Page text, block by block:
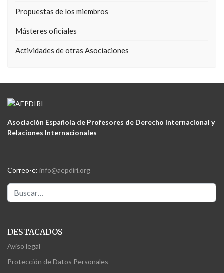
Propuestas de los miembros
Másteres oficiales
Actividades de otras Asociaciones
Asociación Española de Profesores de Derecho Internacional y
Relaciones Internacionales
Correo-e: info@aepdiri.org
Buscar
DESTACADOS
Aviso legal
Protección de Datos Personales